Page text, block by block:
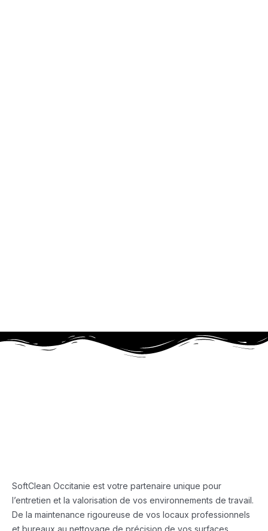
SoftClean Occitanie est votre partenaire unique pour
l’entretien et la valorisation de vos environnements de travail.
De la maintenance rigoureuse de vos locaux professionnels
et bureaux au nettoyage de précision de vos surfaces